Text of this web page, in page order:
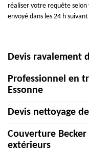
réaliser votre requête selon
envoyé dans les 24 h
Devis ravalement
En fonction des différents
établit un devis
possible que le prix soit
pour les interventions
nombreuses gammes en
Professionnel en
Essonne
Les ravaleurs
91. Notre équipe assure
façade, ainsi que les
Devis nettoyage
Si vous avez besoin de
appel à notre équipe de
Couverture
extérieurs